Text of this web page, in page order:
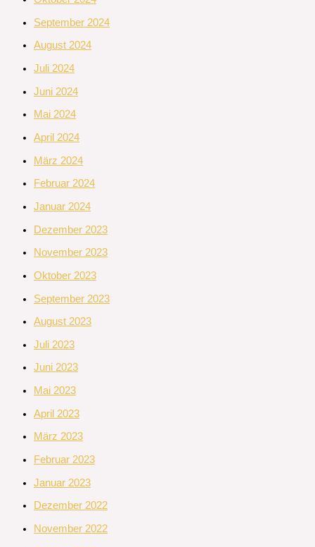
September 2024
August 2024
Juli 2024
Juni 2024
Mai 2024
April 2024
März 2024
Februar 2024
Januar 2024
Dezember 2023
November 2023
Oktober 2023
September 2023
August 2023
Juli 2023
Juni 2023
Mai 2023
April 2023
März 2023
Februar 2023
Januar 2023
Dezember 2022
November 2022